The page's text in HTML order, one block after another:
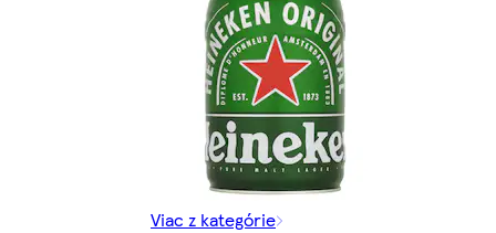
Viac z kategórie